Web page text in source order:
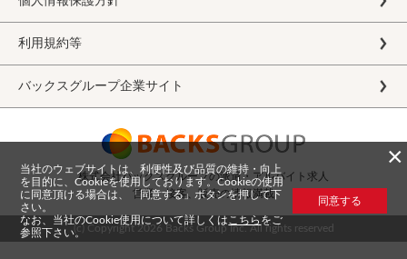
利用規約等
バックスグループ企業サイト
株式会社バックスグループの派遣・アルバイト求人
営業、接客、販売の情報満載
(c) Copyright2026 Backs Group Inc. All rights reserved
×
当社のウェブサイトは、利便性及び品質の維持・向上
を目的に、Cookieを使用しております。Cookieの使用
に同意頂ける場合は、「同意する」ボタンを押して下
さい。
なお、当社のCookie使用について詳しくは こちら をご
参照下さい。
同意する